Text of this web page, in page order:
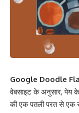
Google Doodle
वेबसाइट के अनुसार, पेय
की एक पतली परत से एक